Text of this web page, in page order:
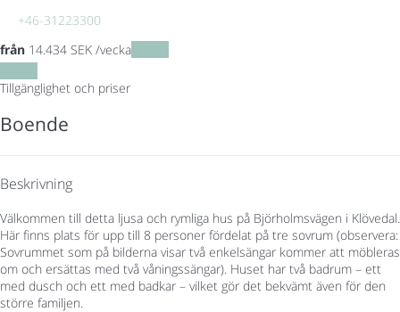
+46-31223300
från 14.434 SEK /vecka
Tillgänglighet och priser
Boende
Beskrivning
Välkommen till detta ljusa och rymliga hus på Björholmsvägen i Klövedal.
Här finns plats för upp till 8 personer fördelat på tre sovrum (observera:
Sovrummet som på bilderna visar två enkelsängar kommer att möbleras
om och ersättas med två våningssängar). Huset har två badrum – ett
med dusch och ett med badkar – vilket gör det bekvämt även för den
större familjen.